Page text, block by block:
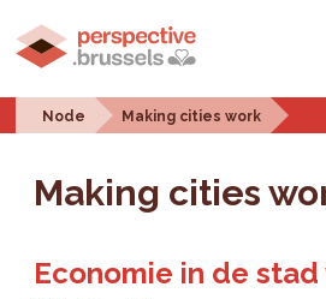
Node Making cities work
Making cities
Economie in de